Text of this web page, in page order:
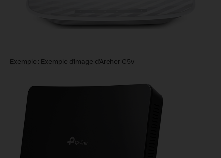
Exemple : Exemple d'image d'Archer C5v